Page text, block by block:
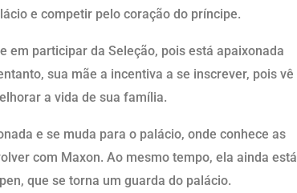
e competir pelo coração do príncipe.
em participar da Seleção, pois está apaixonada
sua mãe a incentiva a se inscrever, pois vê
a vida de sua família.
e se muda para o palácio, onde conhece as
com Maxon. Ao mesmo tempo, ela ainda está
que se torna um guarda do palácio.